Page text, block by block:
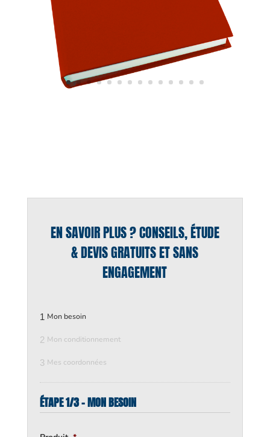
EN SAVOIR PLUS ? CONSEILS, ÉTUDE
& DEVIS GRATUITS ET SANS
ENGAGEMENT
1 Mon besoin
2 Mon conditionnement
3 Mes coordonnées
ÉTAPE 1/3 - MON BESOIN